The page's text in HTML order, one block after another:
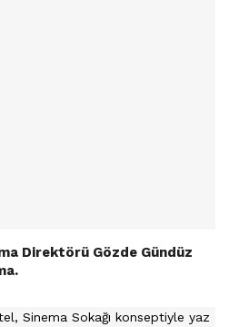
Direktörü Gözde Gündüz